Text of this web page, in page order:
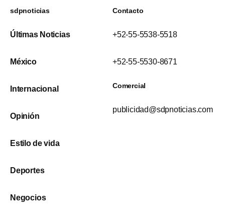
sdpnoticias
Últimas Noticias
México
Internacional
Opinión
Estilo de vida
Deportes
Negocios
Contacto
+52-55-5538-5518
+52-55-5530-8671
Comercial
publicidad@sdpnoticias.com